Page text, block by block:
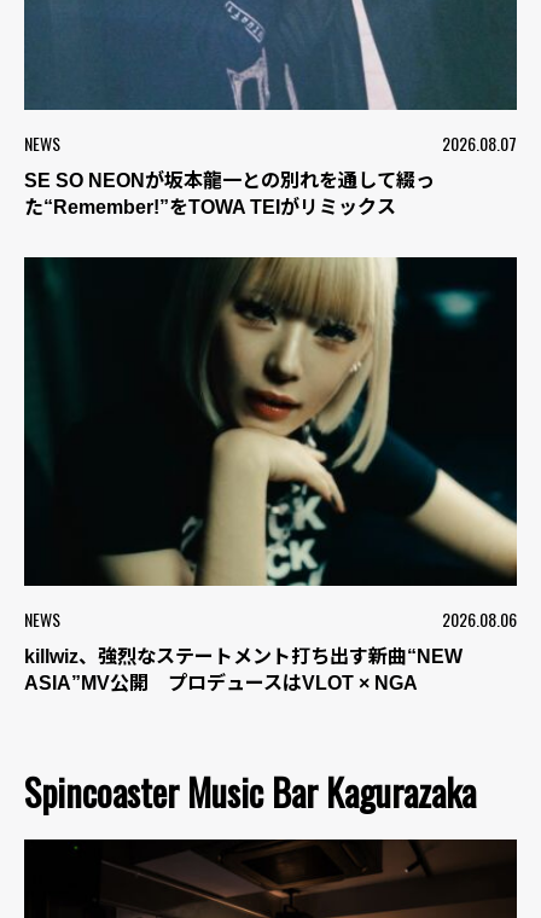
NEWS 2026.08.07
SE SO NEONが坂本龍一との別れを通して綴っ
た“Remember!”をTOWA TEIがリミックス
NEWS 2026.08.06
killwiz、強烈なステートメント打ち出す新曲“NEW
ASIA”MV公開 プロデュースはVLOT × NGA
Spincoaster Music Bar Kagurazaka